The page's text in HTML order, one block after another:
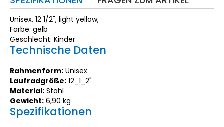
Unisex, 12 1/2", light yellow,
Farbe: gelb
Geschlecht: Kinder
Technische Daten
Rahmenform: Unisex
Laufradgröße: 12_1_2"
Material: Stahl
Gewicht: 6,90 kg
Spezifikationen